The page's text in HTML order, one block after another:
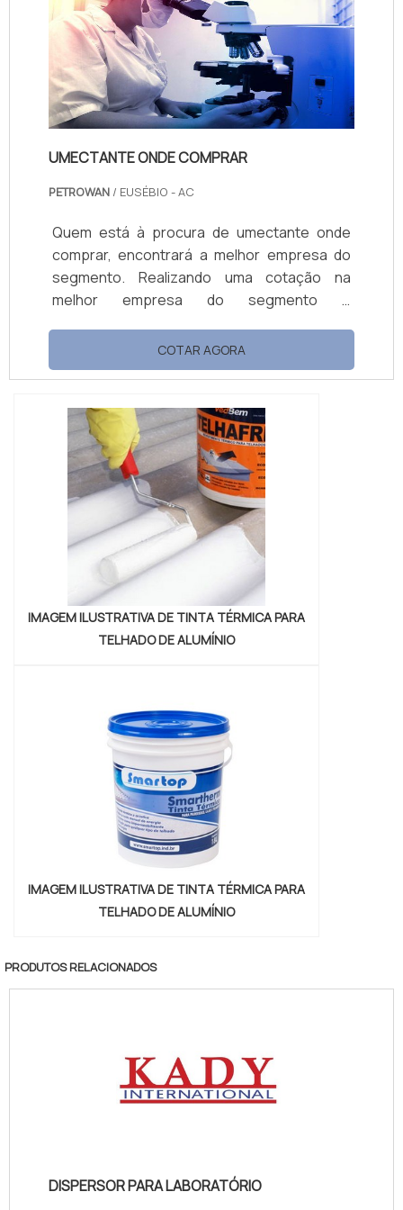
Atuando com base multiuso e limpa piso e
fosqueante, oferecendo o que há de melhor
no merca...
UMECTANTE ONDE COMPRAR
PETROWAN / EUSÉBIO - AC
Quem está à procura de umectante onde
comprar, encontrará a melhor empresa do
segmento. Realizando uma cotação na
melhor empresa do segmento e
da área de atuação. Quando o tema é
umectante onde comprar, com a Petrowan
técnica especializada. UM POUCO MAIS
SOBRE UMECTANTE ONDE COMPRAR A
Petrowan centraliza seus esforços em
proporcionar para os parceiros um...
COTAR AGORA
IMAGEM ILUSTRATIVA DE TINTA TÉRMICA PARA
TELHADO DE ALUMÍNIO
IMAGEM ILUSTRATIVA DE TINTA TÉRMICA PARA
TELHADO DE ALUMÍNIO
PRODUTOS RELACIONADOS
DISPERSOR PARA LABORATÓRIO